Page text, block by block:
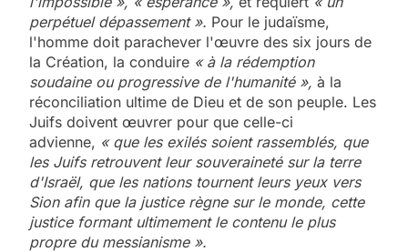
perpétuel dépassement ». Pour le judaïsme,
l'homme doit parachever l'œuvre des six jours de
la Création, la conduire « à la rédemption
soudaine ou progressive de l'humanité », à la
réconciliation ultime de Dieu et de son peuple. Les
Juifs doivent œuvrer pour que celle-ci
advienne, « que les exilés soient rassemblés, que
les Juifs retrouvent leur souveraineté sur la terre
d'Israël, que les nations tournent leurs yeux vers
Sion afin que la justice règne sur le monde, cette
justice formant ultimement le contenu le plus
propre du messianisme ».